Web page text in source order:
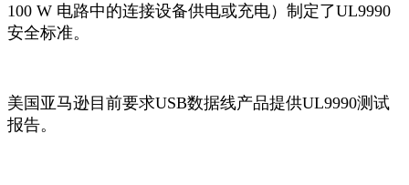
100 W 电路中的连接设备供电或充电）制定了UL9990
安全标准。
美国亚马逊目前要求USB数据线产品提供UL9990测试
报告。